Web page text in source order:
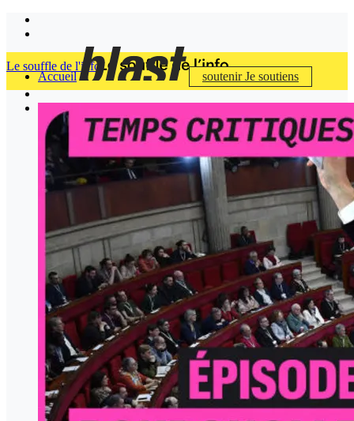
Accueil soutenirJe soutiens
Le souffle de l'info